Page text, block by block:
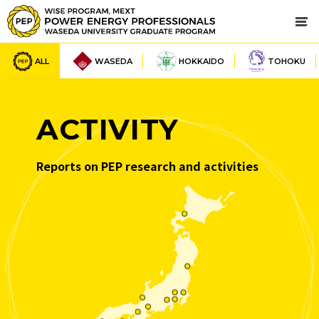
ALL WASEDA HOKKAIDO TOHOKU
ACTIVITY
Reports on PEP research and activities